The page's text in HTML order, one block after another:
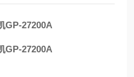
GP-27200A
GP-27200A